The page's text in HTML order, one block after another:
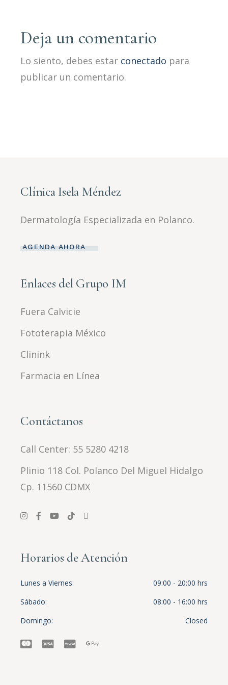
Deja un comentario
Lo siento, debes estar conectado para
publicar un comentario.
Clínica Isela Méndez
Dermatología Especializada en Polanco.
AGENDA AHORA
Enlaces del Grupo IM
Fuera Calvicie
Fototerapia México
Clinink
Farmacia en Línea
Contáctanos
Call Center: 55 5280 4218
Plinio 118 Col. Polanco Del Miguel Hidalgo
Cp. 11560 CDMX
Horarios de Atención
Lunes a Viernes
09:00 - 20:00 hrs
Sábado
08:00 - 16:00 hrs
Domingo
Closed